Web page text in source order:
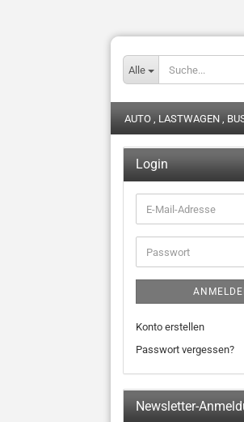
Alle
AUTO , LASTWAGEN ,
Login
E-
Mail-
Adresse
Passwort
Konto erstellen
Passwort vergessen?
Newsletter-